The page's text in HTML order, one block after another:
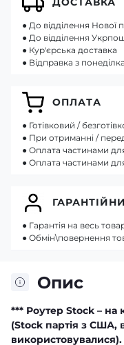
Опис
*** Роутер Stock –
(Stock партія з США,
● До відділення Нової
● До відділення
● Кур'єрська доставка
● Відправка з
ОПЛАТА
● Готівковий /
● При отриманні /
● Оплата частинами
● Оплата частинами
● Гарантія на весь
● Обмін\повернення